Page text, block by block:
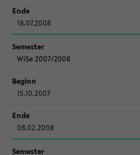
18.07.2008
WiSe 2007/2008
15.10.2007
08.02.2008